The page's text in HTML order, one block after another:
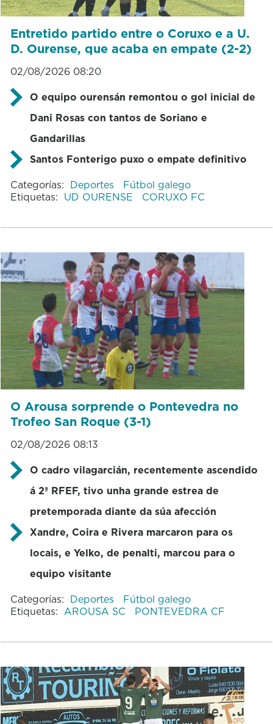
Entretido partido entre o Coruxo e a U.
D. Ourense, que acaba en empate (2-2)
02/08/2026 08:20
O equipo ourensán remontou o gol inicial de
Dani Rosas con tantos de Soriano e
Gandarillas
Santos Fonterigo puxo o empate definitivo
Categorías: Deportes
Fútbol galego
Etiquetas: UD OURENSE CORUXO FC
O Arousa sorprende o Pontevedra no
Trofeo San Roque (3-1)
02/08/2026 08:13
O cadro vilagarcián, recentemente ascendido
á 2ª RFEF, tivo unha grande estrea de
pretemporada diante da súa afección
Xandre, Coira e Rivera marcaron para os
locais, e Yelko, de penalti, marcou para o
equipo visitante
Categorías: Deportes
Fútbol galego
Etiquetas: AROUSA SC PONTEVEDRA CF